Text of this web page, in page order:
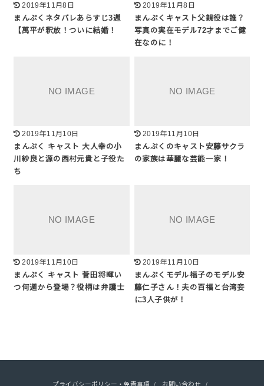
2019年11月8日
まんぷくネタバレあらすじ3週
【萬平が釈放！ついに結婚！
2019年11月8日
まんぷくキャスト父親役は誰？
写真の実在モデル72才までご健
在なのに！
2019年11月10日
まんぷく キャスト 大人幸の小
川紗良と源の西村元貴と子役た
ち
2019年11月10日
まんぷくのキャスト安藤サクラ
の家族は華麗な芸能一家！
2019年11月10日
まんぷく キャスト 菅田将暉い
つ何週から登場？役柄は弁護士
2019年11月10日
まんぷくモデル福子のモデル安
藤仁子さん！夫の百福と台湾妾
に3人子供が！
プライバシーポリシー・免責事項 お問い合わせ